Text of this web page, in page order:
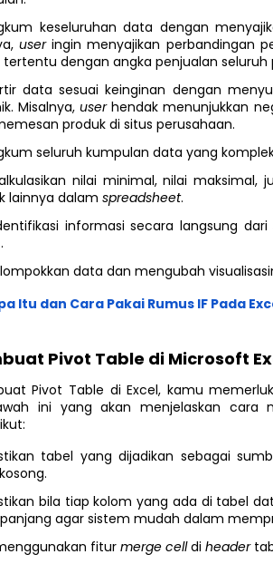
keseluruhan data dengan
useringin menyajikan perbandingan
tertentu dengan angka penjualan seluruh
data sesuai keinginan dengan
Misalnya,userhendak menunjukkan
produk di situs perusahaan.
seluruh kumpulan data yang
nilai minimal, nilai
lainnya dalam spreadsheet.
informasi secara langsung dari
data dan mengubah
Itu dan Cara Pakai Rumus IF Pada
Pivot Table di Microsoft
Pivot Table di Excel, kamu
ini yang akan menjelaskan cara
tabel yang dijadikan sebagai
bila tiap kolom yang ada di tabel
agar sistem mudah dalam
fitur merge celldi header